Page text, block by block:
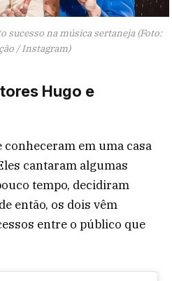
sucesso na música sertaneja (Foto:
/ Instagram)
Hugo e
em uma casa
cantaram algumas
tempo, decidiram
então, os dois vêm
entre o público que